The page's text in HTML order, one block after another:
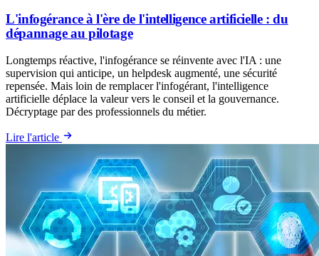
L'infogérance à l'ère de l'intelligence artificielle : du
dépannage au pilotage
Longtemps réactive, l'infogérance se réinvente avec l'IA : une
supervision qui anticipe, un helpdesk augmenté, une sécurité
repensée. Mais loin de remplacer l'infogérant, l'intelligence
artificielle déplace la valeur vers le conseil et la gouvernance.
Décryptage par des professionnels du métier.
Lire l'article